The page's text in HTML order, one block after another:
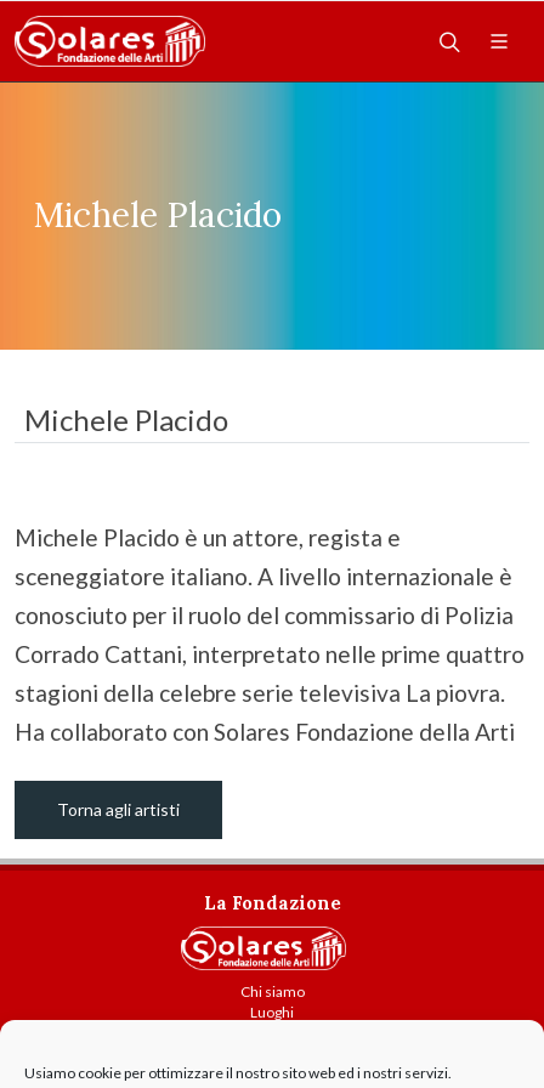
Usiamo cookie per ottimizzare il nostro sito web ed i nostri servizi.
Michele Placido
Michele Placido
Michele Placido è un attore, regista e
sceneggiatore italiano. A livello internazionale è
conosciuto per il ruolo del commissario di Polizia
Corrado Cattani, interpretato nelle prime quattro
stagioni della celebre serie televisiva La piovra.
Ha collaborato con Solares Fondazione della Arti
Torna agli artisti
La Fondazione
Chi siamo
Luoghi
Contatti